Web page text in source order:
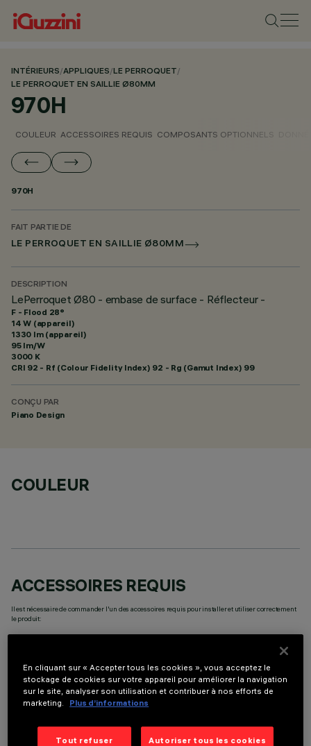
INTÉRIEURS/APPLIQUES/LE PERROQUET/
LE PERROQUET EN SAILLIE Ø80MM
970H
COULEUR ACCESSOIRES REQUIS COMPOSANTS OPTIONNELS
970H
FAIT PARTIE DE
LE PERROQUET EN SAILLIE Ø80MM
DESCRIPTION
LePerroquet Ø80 - embase de surface - Réflecteur -
F - Flood 28°
14 W (appareil)
1330 lm (appareil)
95 lm/W
3000 K
CRI 92 - Rf (Colour Fidelity Index) 92 - Rg (Gamut Index) 99
CONÇU PAR
Piano Design
COULEUR
ACCESSOIRES REQUIS
Il est nécessaire de commander l'un des accessoires requis pour installer et utiliser correctement
le produit:
COMPOSANTS OPTIONNELS
En cliquant sur « Accepter tous les cookies », vous acceptez le
stockage de cookies sur votre appareil pour améliorer la navigation
sur le site, analyser son utilisation et contribuer à nos efforts de
marketing.
Plus d’informations
Tout refuser Autoriser tous les cookies